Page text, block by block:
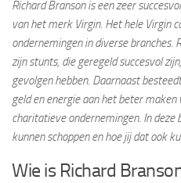
Richard Branson is een zeer
van het merk Virgin. Het hele Virgin
ondernemingen in diverse branches.
zijn stunts, die geregeld succesvol
gevolgen hebben. Daarnaast
geld en energie aan het beter
charitatieve ondernemingen. In deze
kunnen schoppen en hoe jij dat ook
Wie is Richard